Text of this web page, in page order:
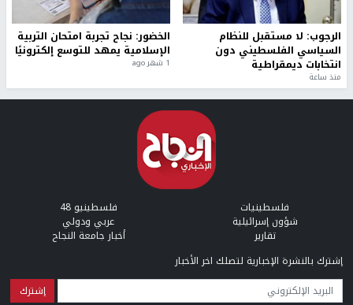
الرجوب: لا مستقبل للنظام
السياسي الفلسطيني دون
انتخابات ديمقراطية
منذ ساعة
الخضور: نجاح تجربة امتحان التربية
الإسلامية يمهد للتوسع إلكترونيًا
1 شهر ago
فلسطينيات فلسطينيو 48
شؤون إسرائيلية عربي ودولي
تقارير
أخبار جامعة النجاح
إشترك بالنشرة الإخبارية لتصلك اخر الأخبار
البريد الإلكتروني